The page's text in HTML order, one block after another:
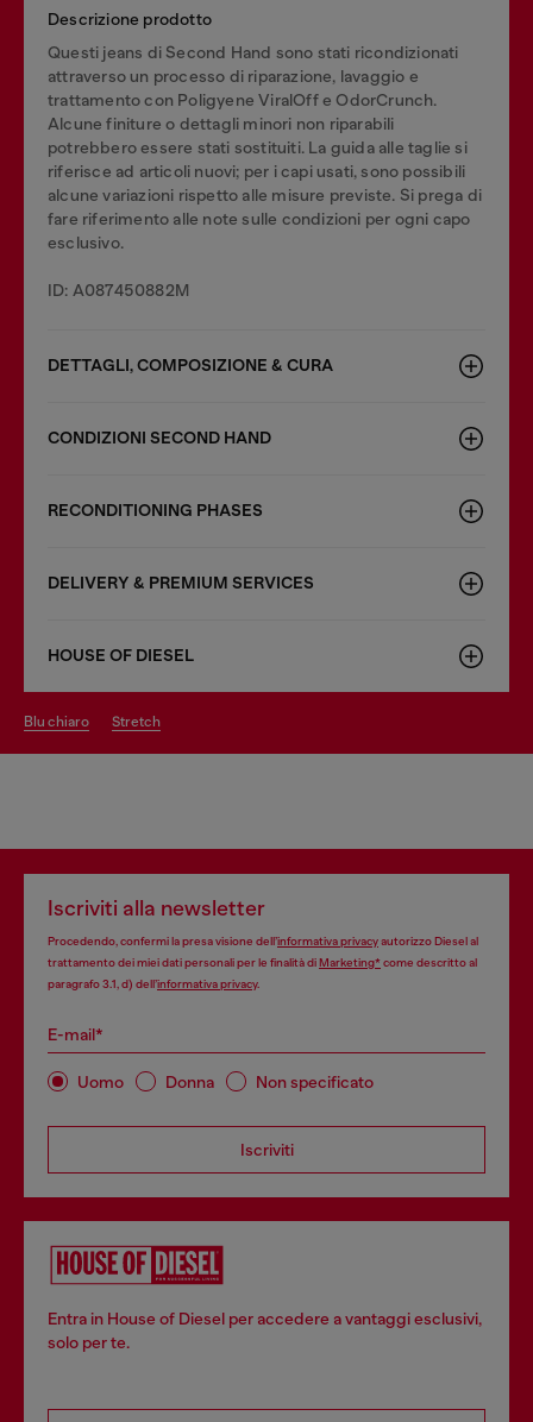
Descrizione prodotto
Questi jeans di Second Hand sono stati ricondizionati
attraverso un processo di riparazione, lavaggio e
trattamento con Poligyene ViralOff e OdorCrunch.
Alcune finiture o dettagli minori non riparabili
potrebbero essere stati sostituiti. La guida alle taglie si
riferisce ad articoli nuovi; per i capi usati, sono possibili
alcune variazioni rispetto alle misure previste. Si prega di
fare riferimento alle note sulle condizioni per ogni capo
esclusivo.
ID: A087450882M
DETTAGLI, COMPOSIZIONE & CURA
CONDIZIONI SECOND HAND
RECONDITIONING PHASES
DELIVERY & PREMIUM SERVICES
HOUSE OF DIESEL
blu chiaro stretch
Iscriviti alla newsletter
Procedendo, confermi la presa visione dell’informativa privacyautorizzo Diesel al
trattamento dei miei dati personali per le finalità diMarketing*come descritto al
paragrafo 3.1, d) dell’informativa privacy.
E-mail*
Uomo Donna Non specificato
Iscriviti
Entra in House of Diesel per accedere a vantaggi esclusivi,
solo per te.